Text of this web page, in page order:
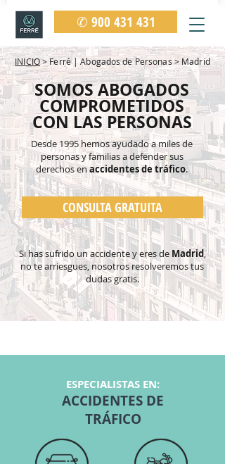
✆ 900 431 431
INICIO> Ferré | Abogados de Personas > Madrid
SOMOS ABOGADOS
COMPROMETIDOS
CON LAS PERSONAS
Desde 1995 hemos ayudado a miles de
personas y familiasa defender sus
derechos enaccidentes de tráfico.
CONSULTA GRATUITA
Si has sufrido un accidente y eres de Madrid,
no te arriesgues, nosotros resolveremos tus
dudas gratis.
ESPECIALISTAS EN:
ACCIDENTES DE
TRÁFICO